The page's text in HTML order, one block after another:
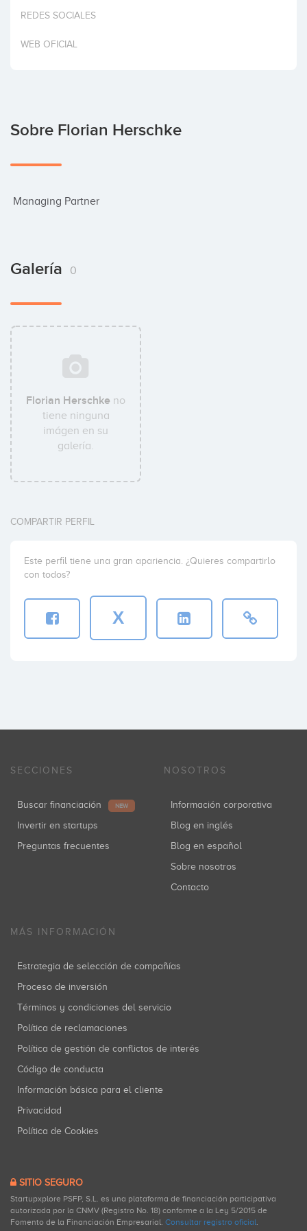
Invertir
REDES SOCIALES
WEB OFICIAL
Sobre Florian Herschke
Managing Partner
Galería 0
Florian Herschke no
tiene ninguna
imágen en su
galería.
COMPARTIR PERFIL
Este perfil tiene una gran apariencia. ¿Quieres compartirlo
con todos?
X
SECCIONES
Buscar financiación NEW
Invertir en startups
Preguntas frecuentes
NOSOTROS
Información corporativa
Blog en inglés
Blog en español
Sobre nosotros
Contacto
MÁS INFORMACIÓN
Estrategia de selección de compañías
Proceso de inversión
Términos y condiciones del servicio
Política de reclamaciones
Política de gestión de conflictos de interés
Código de conducta
Información básica para el cliente
Privacidad
Política de Cookies
SITIO SEGURO
Startupxplore PSFP, S.L. es una plataforma de financiación participativa
autorizada por la CNMV (Registro No. 18) conforme a la Ley 5/2015 de
Fomento de la Financiación Empresarial. Consultar registro oficial.